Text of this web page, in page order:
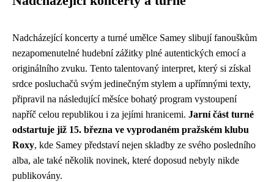
Nadcházející koncerty a turné umělce Samey slibují fanouškům
nezapomenutelné hudební zážitky plné autentických emocí a
originálního zvuku. Tento talentovaný interpret, který si získal
srdce posluchačů svým jedinečným stylem a upřímnými texty,
připravil na následující měsíce bohatý program vystoupení
napříč celou republikou i za jejími hranicemi. Jarní část turné
odstartuje již 15. března ve vyprodaném pražském klubu
Roxy, kde Samey představí nejen skladby ze svého posledního
alba, ale také několik novinek, které doposud nebyly nikde
publikovány.